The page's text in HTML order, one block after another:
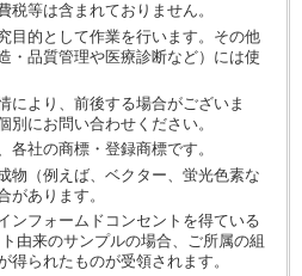
等は含まれておりません。
目的として作業を行います。その他
・品質管理や医療診断など）には使
により、前後する場合がございま
別にお問い合わせください。
社の商標・登録商標です。
物（例えば、ベクター、蛍光色素な
があります。
ンフォームドコンセントを得ている
由来のサンプルの場合、ご所属の組
得られたものが受領されます。